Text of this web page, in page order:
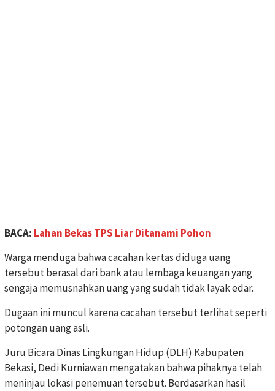
BACA: Lahan Bekas TPS Liar Ditanami Pohon
Warga menduga bahwa cacahan kertas diduga uang
tersebut berasal dari bank atau lembaga keuangan yang
sengaja memusnahkan uang yang sudah tidak layak edar.
Dugaan ini muncul karena cacahan tersebut terlihat seperti
potongan uang asli.
Juru Bicara Dinas Lingkungan Hidup (DLH) Kabupaten
Bekasi, Dedi Kurniawan mengatakan bahwa pihaknya telah
meninjau lokasi penemuan tersebut. Berdasarkan hasil